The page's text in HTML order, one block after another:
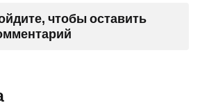
чтобы оставить